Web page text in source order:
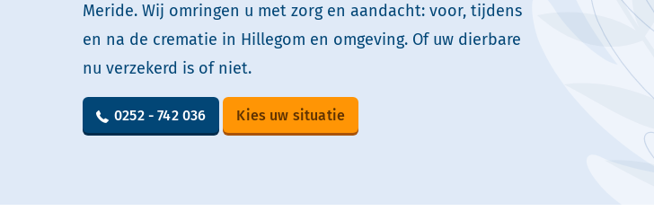
Meride. Wij omringen u met zorg en aandacht: voor, tijdens
en na de crematie in Hillegom en omgeving. Of uw dierbare
nu verzekerd is of niet.
0252 - 742 036 Kies uw situatie